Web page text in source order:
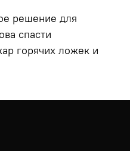
решение для
спасти
горячих ложек и